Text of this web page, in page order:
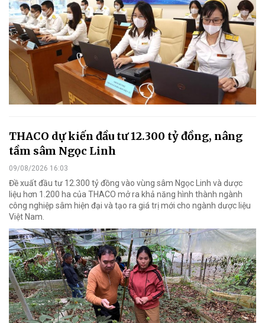
THACO dự kiến đầu tư 12.300 tỷ đồng, nâng
tầm sâm Ngọc Linh
09/08/2026 16:03
Đề xuất đầu tư 12.300 tỷ đồng vào vùng sâm Ngọc Linh và dược
liệu hơn 1.200 ha của THACO mở ra khả năng hình thành ngành
công nghiệp sâm hiện đại và tạo ra giá trị mới cho ngành dược liệu
Việt Nam.